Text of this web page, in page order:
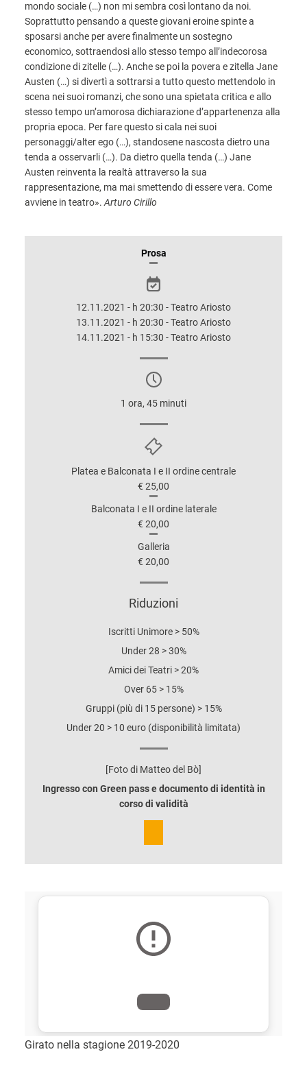
mondo sociale (…) non mi sembra così lontano da noi.
Soprattutto pensando a queste giovani eroine spinte a
sposarsi anche per avere finalmente un sostegno
economico, sottraendosi allo stesso tempo all’indecorosa
condizione di zitelle (…). Anche se poi la povera e zitella Jane
Austen (…) si divertì a sottrarsi a tutto questo mettendolo in
scena nei suoi romanzi, che sono una spietata critica e allo
stesso tempo un’amorosa dichiarazione d’appartenenza alla
propria epoca. Per fare questo si cala nei suoi
personaggi/alter ego (…), standosene nascosta dietro una
tenda a osservarli (…). Da dietro quella tenda (…) Jane
Austen reinventa la realtà attraverso la sua
rappresentazione, ma mai smettendo di essere vera. Come
avviene in teatro». Arturo Cirillo
INFORMAZIONIProsa
12.11.2021 - h 20:30 - Teatro Ariosto
13.11.2021 - h 20:30 - Teatro Ariosto
14.11.2021 - h 15:30 - Teatro Ariosto
1 ora, 45 minuti
Platea e Balconata I e II ordine centrale
€ 25,00
Balconata I e II ordine laterale
€ 20,00
Galleria
€ 20,00
Riduzioni
Iscritti Unimore > 50%
Under 28 > 30%
Amici dei Teatri > 20%
Over 65 > 15%
Gruppi (più di 15 persone) > 15%
Under 20 > 10 euro (disponibilità limitata)
[Foto di Matteo del Bò]
Ingresso con Green pass e documento di identità in
corso di validità
Girato nella stagione 2019-2020